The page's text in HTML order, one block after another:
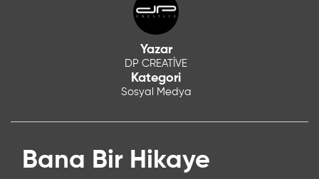
Yazar
DP CREATİVE
Kategori
Sosyal Medya
Bana Bir Hikaye